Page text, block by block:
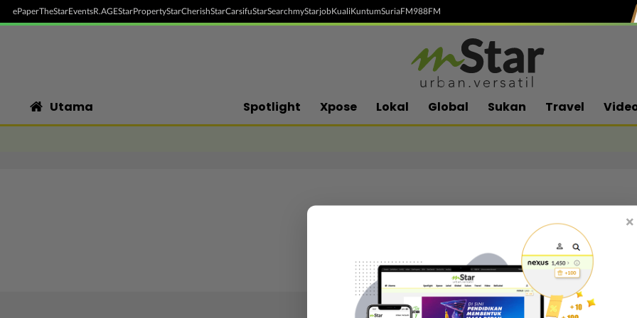
ePaperTheStarEventsR.AGEStarPropertyStarCherishStarCarsifuStarSearchmyStarjobKualiKuntumSuriaFM988FM
Utama Spotlight Xpose Lokal Global Sukan Travel
Follow media sosial kami
×